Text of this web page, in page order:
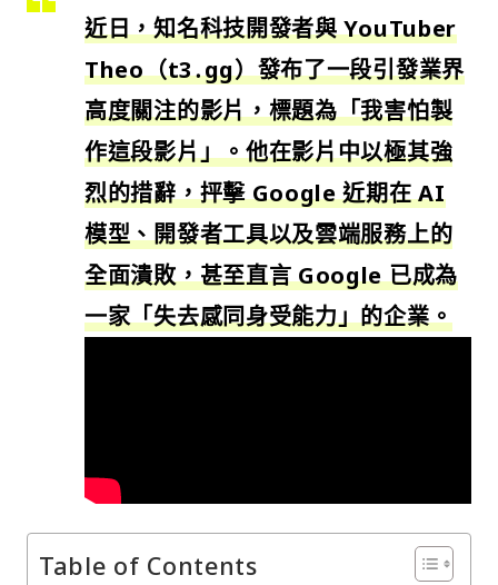
近日，知名科技開發者與 YouTuber
Theo（t3․gg）發布了一段引發業界
高度關注的影片，標題為「我害怕製
作這段影片」。他在影片中以極其強
烈的措辭，抨擊 Google 近期在 AI
模型、開發者工具以及雲端服務上的
全面潰敗，甚至直言 Google 已成為
一家「失去感同身受能力」的企業。
Table of Contents